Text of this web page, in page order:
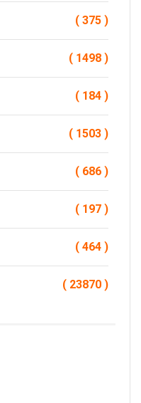
( 375 )
( 1498 )
( 184 )
( 1503 )
( 686 )
( 197 )
( 464 )
( 23870 )